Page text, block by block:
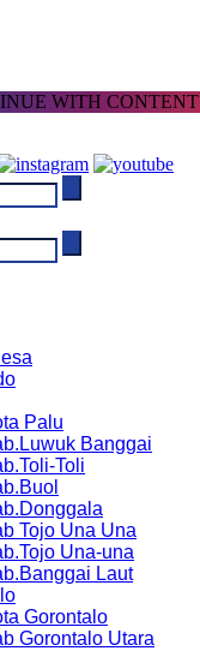
WITH CONTENT
Palu
Banggai
Toli
Tojo Una Una
Una-una
Laut
Gorontalo
Gorontalo Utara